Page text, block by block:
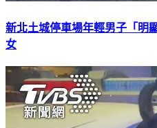
新北土城停車場年輕男子「
女